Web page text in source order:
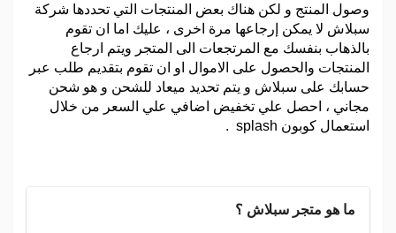
وصول المنتج و لكن هناك بعض المنتجات التي تحددها شركة
سبلاش لا يمكن إرجاعها مرة اخرى ، عليك اما ان تقوم
بالذهاب بنفسك مع المرتجعات الى المتجر ويتم ارجاع
المنتجات والحصول على الاموال او ان تقوم بتقديم طلب عبر
حسابك على سبلاش و يتم تحديد ميعاد للشحن و هو شحن
مجاني ، احصل علي تخفيض اضافي علي السعر من خلال
استعمال كوبون splash .
ما هو متجر سبلاش ؟